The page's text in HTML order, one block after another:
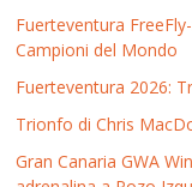
Fuerteventura
Campioni del Mondo
Fuerteventura 2026:
Trionfo di Chris
Gran Canaria GWA